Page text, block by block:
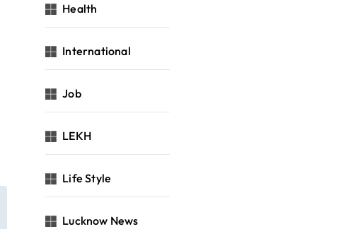
Health
International
Job
LEKH
Life Style
Lucknow News